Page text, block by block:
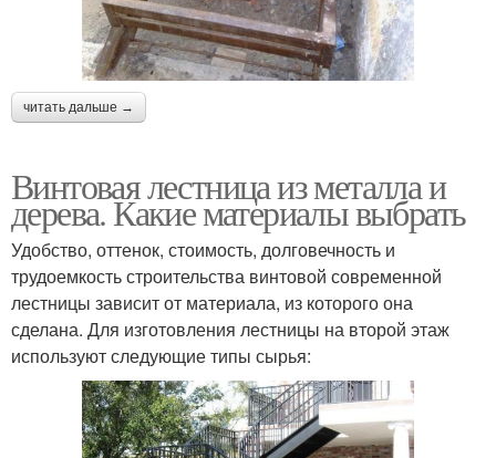
читать дальше →
Винтовая лестница из металла и
дерева. Какие материалы выбрать
Удобство, оттенок, стоимость, долговечность и
трудоемкость строительства винтовой современной
лестницы зависит от материала, из которого она
сделана. Для изготовления лестницы на второй этаж
используют следующие типы сырья: